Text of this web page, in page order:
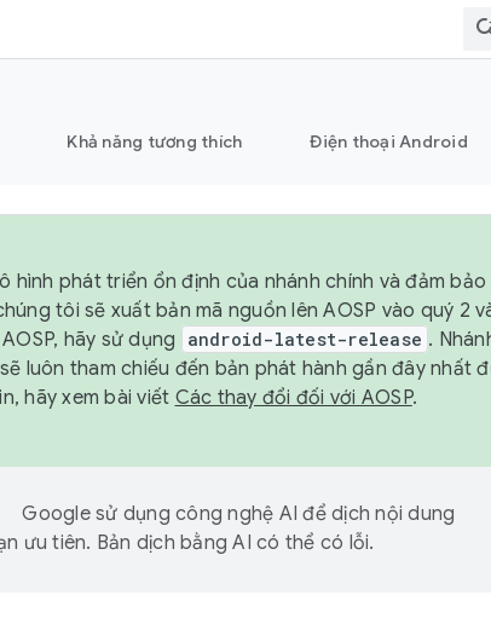
Khả năng tương thích Điện thoại Android
hình phát triển ổn định của nhánh chính và đảm
tôi sẽ xuất bản mã nguồn lên AOSP vào quý 2
hãy sử dụng
android-latest-release .
sẽ luôn tham chiếu đến bản phát hành gần đây nhất
hãy xem bài viết Các thay đổi đối với AOSP.
Google sử dụng công nghệ AI để dịch nội dung
ưu tiên. Bản dịch bằng AI có thể có lỗi.